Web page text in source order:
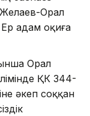
Желаев-Орал
адам оқиға
Орал
ҚК 344-
әкеп соққан